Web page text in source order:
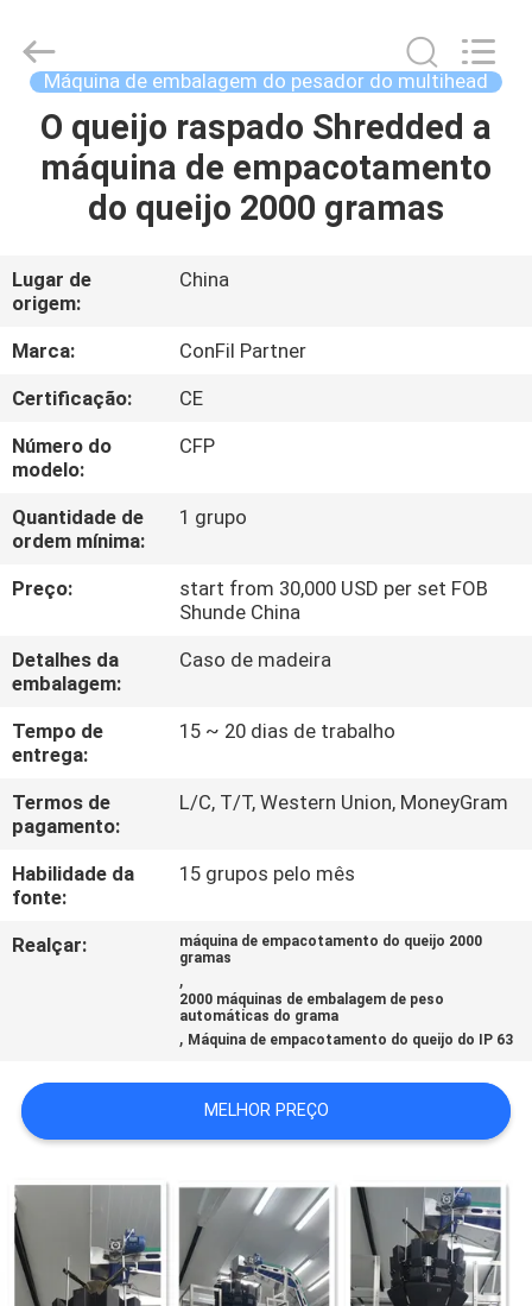
CASA
PRODUTOS
VÍDEOS
SOBRE
NÓS
EXCURSÃO
DA
FÁBRICA
DA
QUALIDADE
UMAS
CITAÇÕES
MAPA
PRIVACY
POLICY
ConFil
System.
Reserved.
Máquina de embalagem do pesador do multihead
O queijo raspado Shredded a
máquina de empacotamento
do queijo 2000 gramas
Lugar de
origem:
China
Marca:
ConFil Partner
Certificação:
CE
Número do
modelo:
CFP
Quantidade de
ordem mínima:
1 grupo
Preço:
start from 30,000 USD per set FOB
Shunde China
Detalhes da
embalagem:
Caso de madeira
Tempo de
entrega:
15 ~ 20 dias de trabalho
Termos de
pagamento:
L/C, T/T, Western Union, MoneyGram
Habilidade da
fonte:
15 grupos pelo mês
Realçar:
máquina de empacotamento do queijo 2000
gramas
,
2000 máquinas de embalagem de peso
automáticas do grama
, Máquina de empacotamento do queijo do IP 63
MELHOR PREÇO